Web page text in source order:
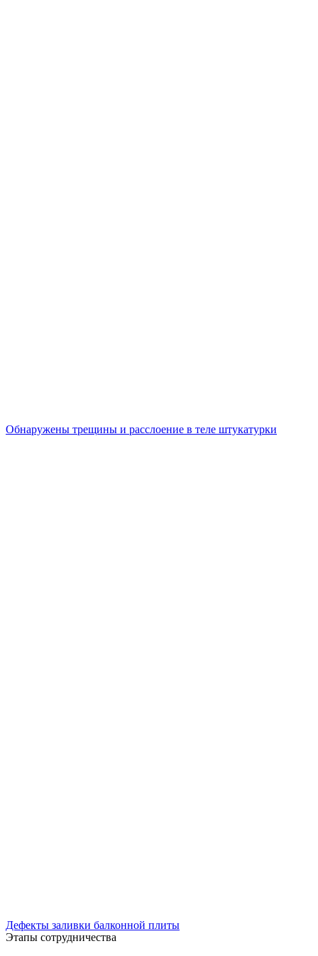
Обнаружены трещины и расслоение в теле штукатурки
Дефекты заливки балконной плиты
Этапы сотрудничества